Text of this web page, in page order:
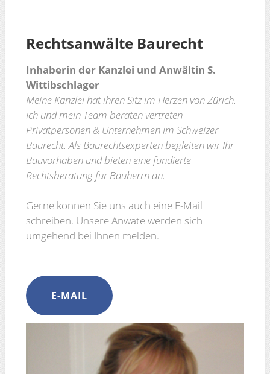
RechtsanwälteBaurecht
Inhaberin der Kanzlei und Anwältin S.
Wittibschlager
Meine Kanzlei hat ihren Sitz im Herzen von Zürich.
Ich und mein Team beraten vertreten
Privatpersonen & Unternehmen im Schweizer
Baurecht. Als Baurechtsexperten begleiten wir Ihr
Bauvorhaben und bieten eine fundierte
Rechtsberatung für Bauherrn an.
Gerne können Sie uns auch eine E-Mail
schreiben. Unsere Anwäte werden sich
umgehend bei Ihnen melden.
E-MAIL